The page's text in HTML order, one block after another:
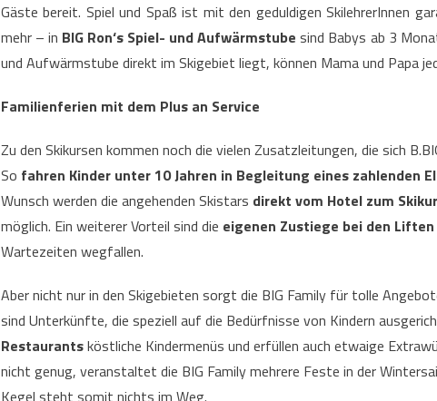
Gäste bereit. Spiel und Spaß ist mit den geduldigen SkilehrerInnen
mehr – in BIG Ron‘s Spiel- und Aufwärmstube sind Babys ab 3
und Aufwärmstube direkt im Skigebiet liegt, können Mama und Papa
Familienferien mit dem Plus an Service
Zu den Skikursen kommen noch die vielen Zusatzleitungen, die sich
So fahren Kinder unter 10 Jahren in Begleitung eines zahlenden
Wunsch werden die angehenden Skistars direkt vom Hotel zum
möglich. Ein weiterer Vorteil sind die eigenen Zustiege bei den Liften
Wartezeiten wegfallen.
Aber nicht nur in den Skigebieten sorgt die BIG Family für tolle
sind Unterkünfte, die speziell auf die Bedürfnisse von Kindern
Restaurantsköstliche Kindermenüs und erfüllen auch etwaige
nicht genug, veranstaltet die BIG Family mehrere Feste in der